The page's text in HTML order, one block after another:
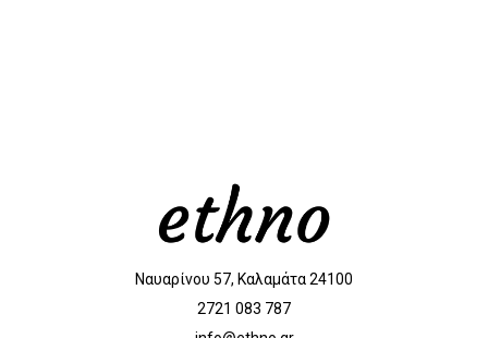
Ναυαρίνου 57, Καλαμάτα 24100
2721 083 787